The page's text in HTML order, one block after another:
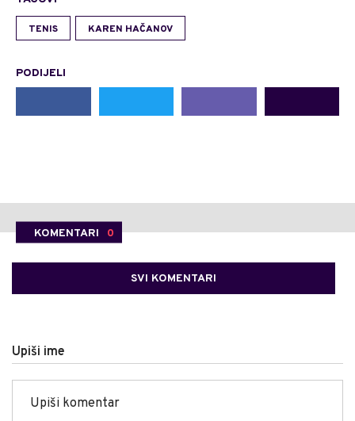
TENIS KAREN HAČANOV
PODIJELI
KOMENTARI 0
SVI KOMENTARI
Upiši ime